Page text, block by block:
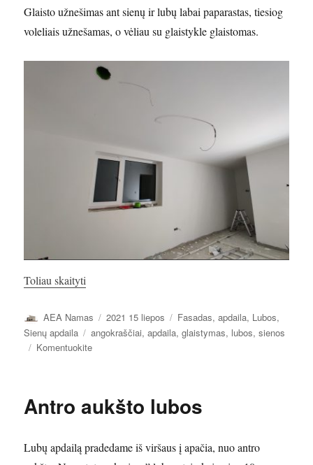
Glaisto užnešimas ant sienų ir lubų labai paparastas, tiesiog
voleliais užnešamas, o vėliau su glaistykle glaistomas.
Toliau skaityti
Autorius
AEA Namas Paskelbta
2021 15 liepos Kategorijos
Fasadas, apdaila, Lubos,
Sienų apdaila
Žymos
angokraščiai,apdaila,glaistymas, lubos,sienos
Komentuokiteįrašą
sienų
Antro aukšto lubos
Lubų apdailą pradedame iš viršaus į apačia, nuo antro